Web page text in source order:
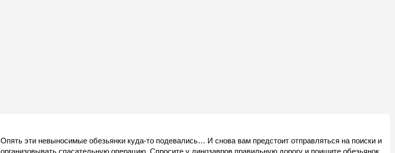
Опять эти невыносимые обезьянки куда-то подевались… И снова вам предстоит отправляться на поиски и
организовывать спасательную операцию. Спросите у динозавров правильную дорогу и поищите обезьянок